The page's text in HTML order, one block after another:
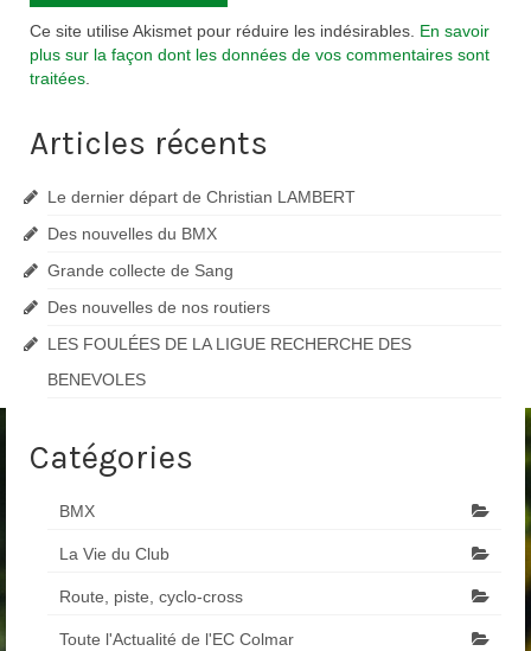
Ce site utilise Akismet pour réduire les indésirables. En savoir
plus sur la façon dont les données de vos commentaires sont
traitées.
Articles récents
Le dernier départ de Christian LAMBERT
Des nouvelles du BMX
Grande collecte de Sang
Des nouvelles de nos routiers
LES FOULÉES DE LA LIGUE RECHERCHE DES
BENEVOLES
Catégories
BMX
La Vie du Club
Route, piste, cyclo-cross
Toute l'Actualité de l'EC Colmar